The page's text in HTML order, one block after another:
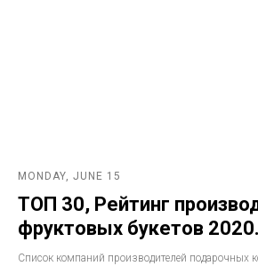
MONDAY, JUNE 15
ТОП 30, Рейтинг
фруктовых букетов
Список компаний производителей подарочных